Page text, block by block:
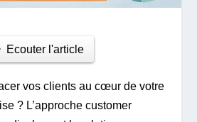
Ecouter l'article
vos clients au cœur de votre
? L’approche customer